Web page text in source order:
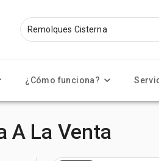
¿Cómo funciona?
A La Venta